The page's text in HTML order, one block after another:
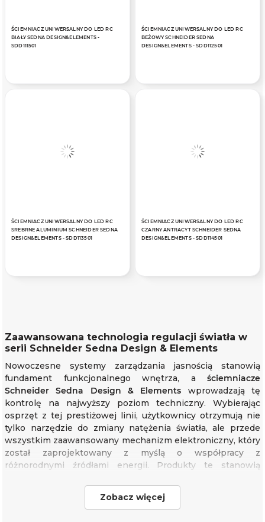
ŚCIEMNIACZ UNIWERSALNY DO LED RC
BIAŁY SEDNA DESIGN&ELEMENTS -
SDD111501
ŚCIEMNIACZ UNIWERSALNY DO LED RC
BEŻOWY SCHNEIDER SEDNA
DESIGN&ELEMENTS - SDD112501
ŚCIEMNIACZ UNIWERSALNY DO LED RC
SREBRNE ALUMINIUM SCHNEIDER SEDNA
DESIGN&ELEMENTS - SDD113501
ŚCIEMNIACZ UNIWERSALNY DO LED RC
CZARNY ANTRACYT SCHNEIDER SEDNA
DESIGN&ELEMENTS - SDD114501
Zaawansowana technologia regulacji światła w
serii Schneider Sedna Design & Elements
Nowoczesne systemy zarządzania jasnością stanowią
fundament funkcjonalnego wnętrza, a ściemniacze
Schneider Sedna Design & Elements wprowadzają tę
kontrolę na najwyższy poziom techniczny. Wybierając
osprzęt z tej prestiżowej linii, użytkownicy otrzymują nie
tylko narzędzie do zmiany natężenia światła, ale przede
wszystkim zaawansowany mechanizm elektroniczny, który
został zaprojektowany z myślą o współpracy z
różnorodnymi źródłami energii. Produkty te stanowią
Sedna Design & Elements
, wyróżniająca się na rynku
unikalnym podejściem do formy i trwałości komponentów.
Zobacz więcej